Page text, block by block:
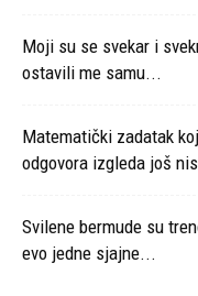
Moji su se svekar i
ostavili me samu...
Matematički zadatak
odgovora izgleda još
Svilene bermude su
evo jedne sjajne...